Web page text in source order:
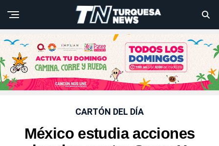
CARTÓN DEL DÍA
México estudia acciones